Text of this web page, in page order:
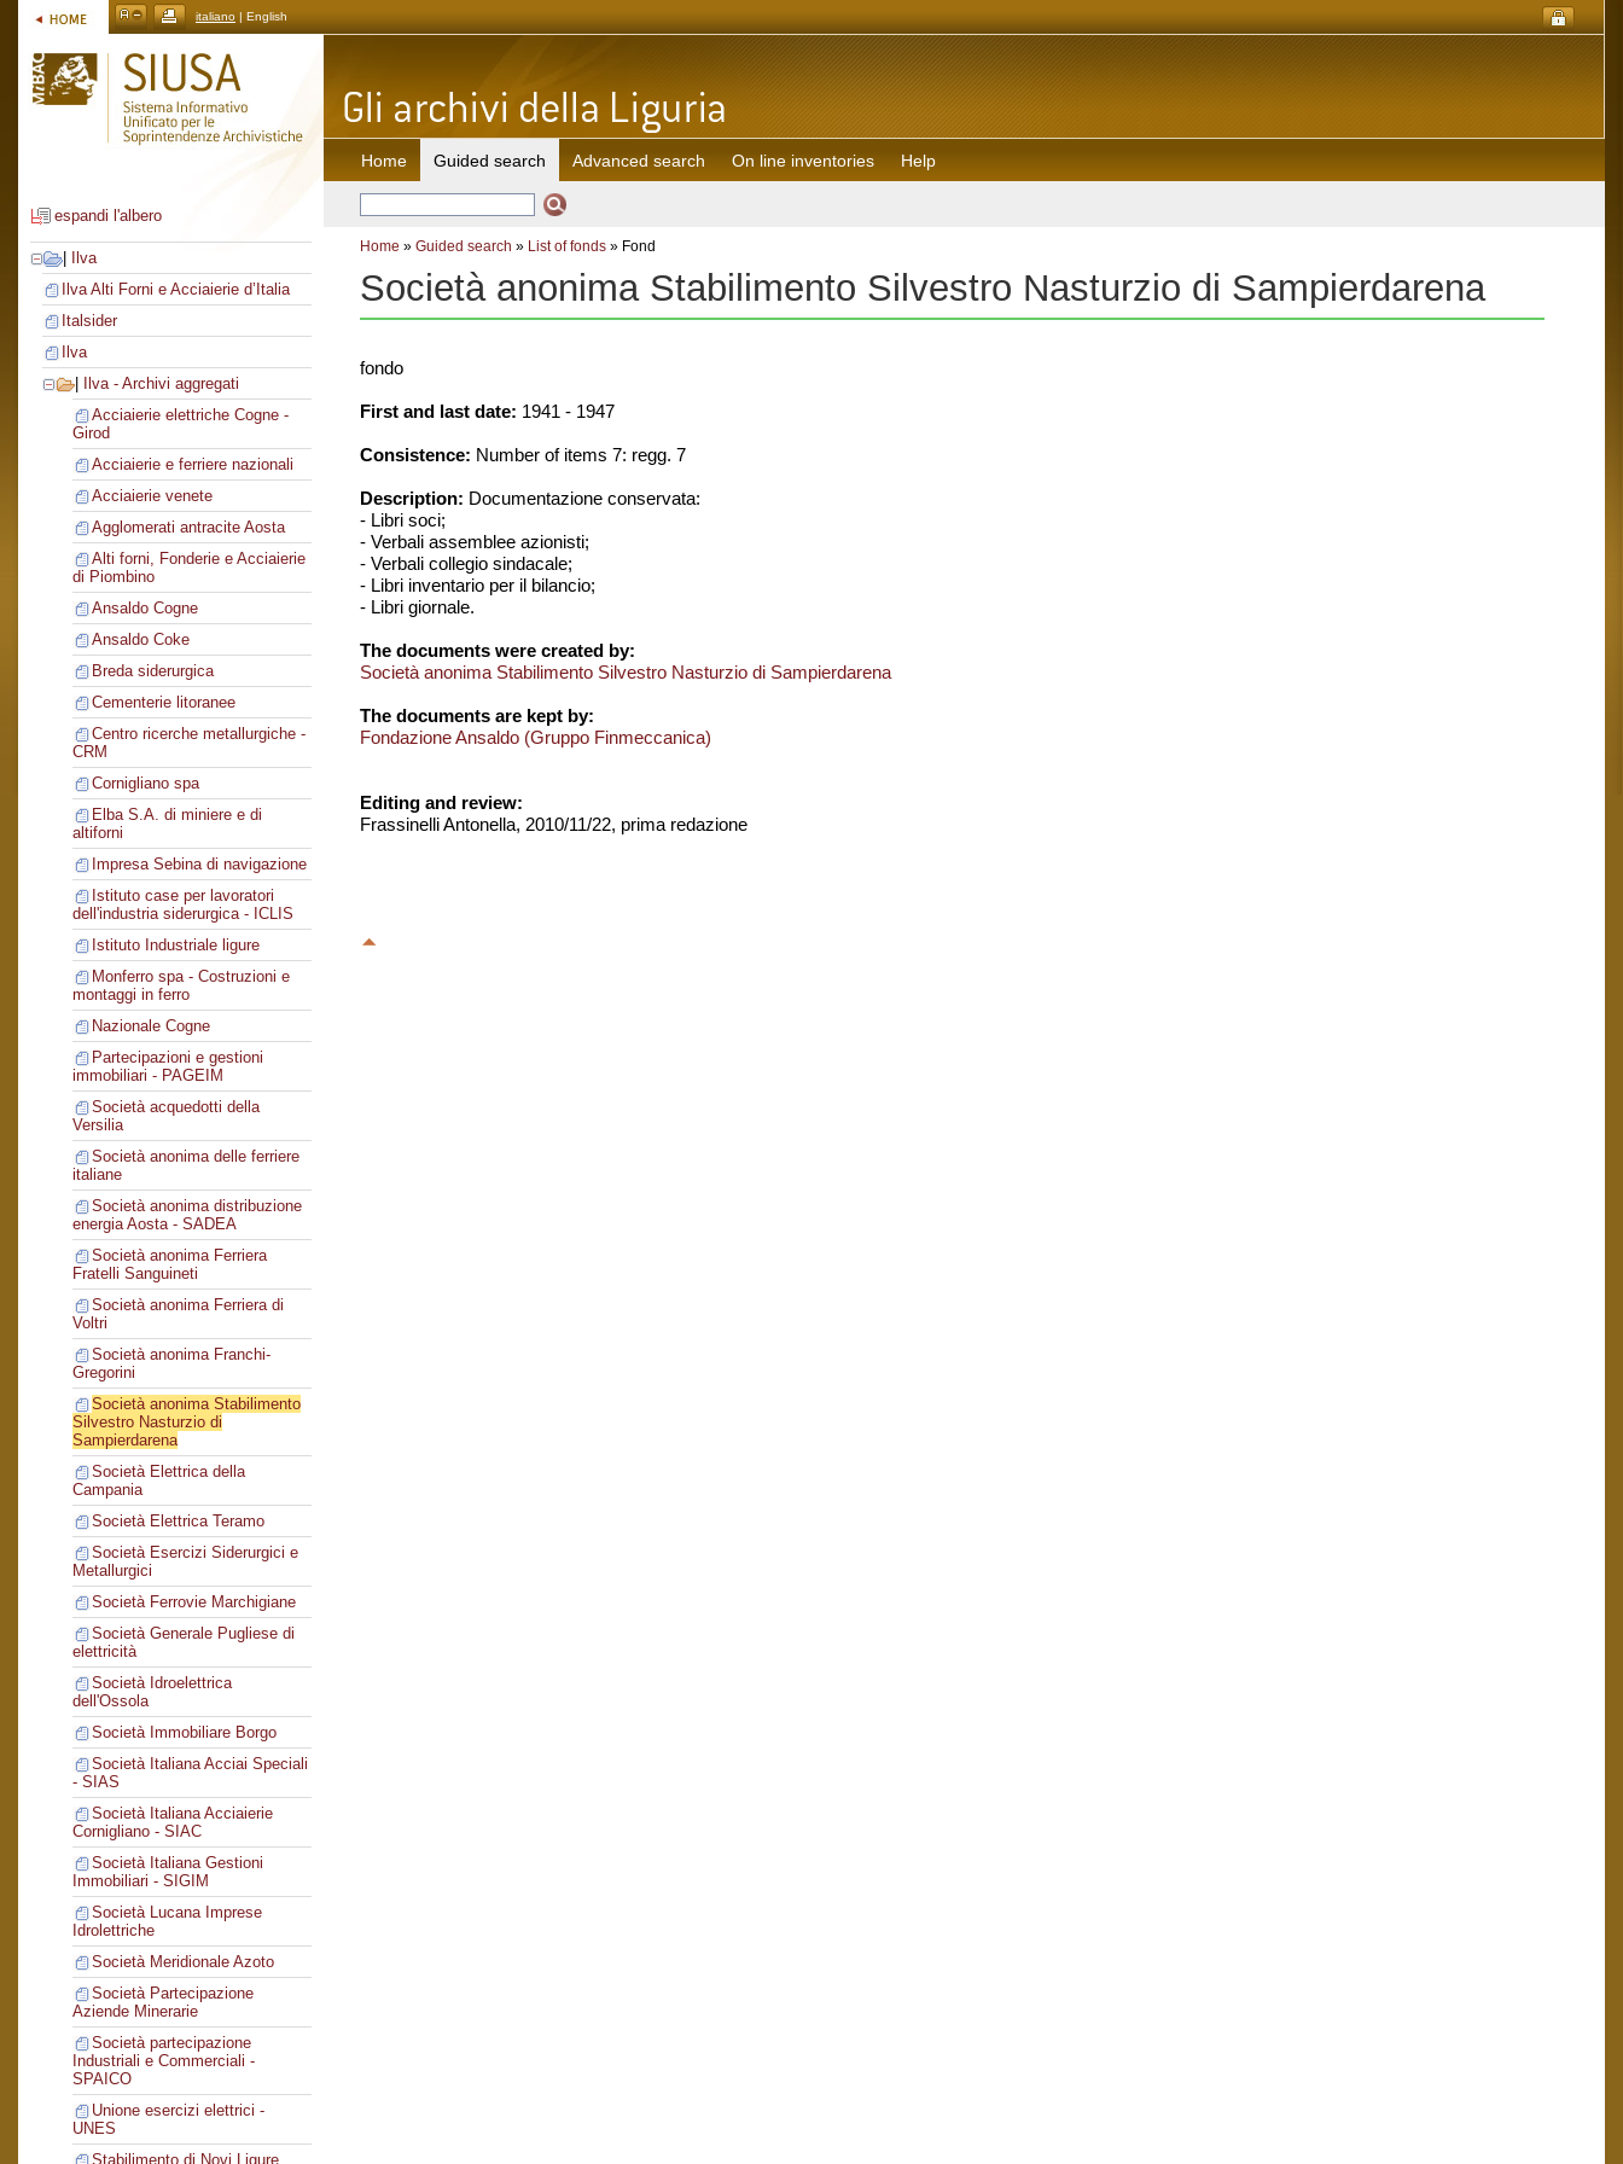
italiano | English
espandi l'albero
Ilva
Ilva Alti Forni e Acciaierie d’Italia
Italsider
Ilva
Ilva - Archivi aggregati
Acciaierie elettriche Cogne -
Girod
Acciaierie e ferriere nazionali
Acciaierie venete
Agglomerati antracite Aosta
Alti forni, Fonderie e Acciaierie
di Piombino
Ansaldo Cogne
Ansaldo Coke
Breda siderurgica
Cementerie litoranee
Centro ricerche metallurgiche -
CRM
Cornigliano spa
Elba S.A. di miniere e di
altiforni
Impresa Sebina di navigazione
Istituto case per lavoratori
dell'industria siderurgica - ICLIS
Istituto Industriale ligure
Monferro spa - Costruzioni e
montaggi in ferro
Nazionale Cogne
Partecipazioni e gestioni
immobiliari - PAGEIM
Società acquedotti della
Versilia
Società anonima delle ferriere
italiane
Società anonima distribuzione
energia Aosta - SADEA
Società anonima Ferriera
Fratelli Sanguineti
Società anonima Ferriera di
Voltri
Società anonima Franchi-
Gregorini
Società anonima Stabilimento
Silvestro Nasturzio di
Sampierdarena
Società Elettrica della
Campania
Società Elettrica Teramo
Società Esercizi Siderurgici e
Metallurgici
Società Ferrovie Marchigiane
Società Generale Pugliese di
elettricità
Società Idroelettrica
dell'Ossola
Società Immobiliare Borgo
Società Italiana Acciai Speciali
- SIAS
Società Italiana Acciaierie
Cornigliano - SIAC
Società Italiana Gestioni
Immobiliari - SIGIM
Società Lucana Imprese
Idrolettriche
Società Meridionale Azoto
Società Partecipazione
Aziende Minerarie
Società partecipazione
Industriali e Commerciali -
SPAICO
Unione esercizi elettrici -
UNES
Stabilimento di Novi Ligure
Home Guided search Advanced search On line inventories Help
Home » Guided search » List of fonds » Fond
Società anonima Stabilimento Silvestro Nasturzio di Sampierdarena
fondo
First and last date: 1941 - 1947
Consistence: Number of items 7: regg. 7
Description: Documentazione conservata:
- Libri soci;
- Verbali assemblee azionisti;
- Verbali collegio sindacale;
- Libri inventario per il bilancio;
- Libri giornale.
The documents were created by:
Società anonima Stabilimento Silvestro Nasturzio di Sampierdarena
The documents are kept by:
Fondazione Ansaldo (Gruppo Finmeccanica)
Editing and review:
Frassinelli Antonella, 2010/11/22, prima redazione